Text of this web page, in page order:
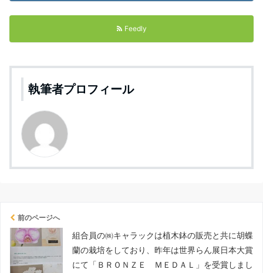
Feedly
執筆者プロフィール
前のページへ
組合員の㈱キャラックは植木鉢の販売と共に胡蝶
蘭の栽培をしており、昨年は世界らん展日本大賞
にて「ＢＲＯＮＺＥ ＭＥＤＡＬ」を受賞しまし